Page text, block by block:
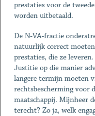
prestaties voor de
worden uitbetaald.
De N-VA-fractie
natuurlijk correct
prestaties, die ze
Justitie op die manier
langere termijn moeten
rechtsbescherming voor
maatschappij. Mijnheer
terecht? Zo ja, welk